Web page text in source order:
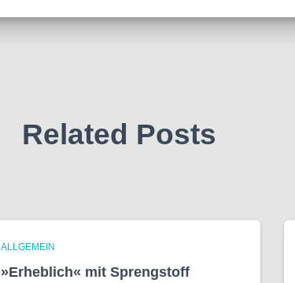
Related Posts
ALLGEMEIN
»Erheblich« mit Sprengstoff